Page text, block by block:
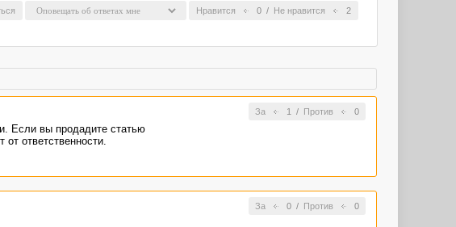
Нравится 0 / Не нравится 2
За 1 / Против 0
Если вы продадите статью
ответственности.
За 0/ Против 0